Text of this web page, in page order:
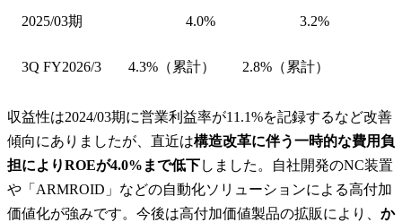
2025/03期 4.0% 3.2%
3Q FY2026/3 4.3%（累計） 2.8%（累計）
収益性は2024/03期に営業利益率が11.1%を記録するなど改善
傾向にありましたが、直近は構造改革に伴う一時的な費用負
担によりROEが4.0%まで低下しました。自社開発のNC装置
や「ARMROID」などの自動化ソリューションによる高付加
価値化が強みです。今後は高付加価値製品の拡販により、 か